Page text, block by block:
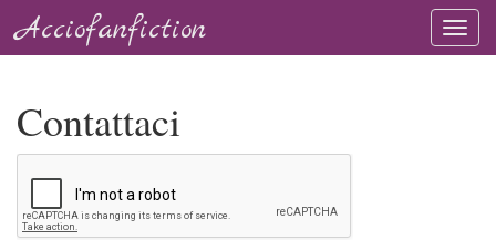
Acciofanfiction
Contattaci